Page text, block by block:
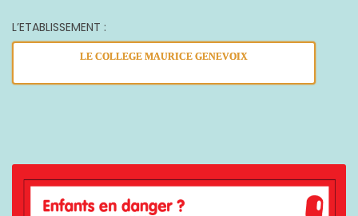
L’ETABLISSEMENT :
LE COLLEGE MAURICE GENEVOIX